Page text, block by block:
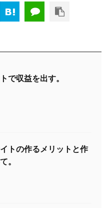
で収益を出す。
トの作るメリットと作
。